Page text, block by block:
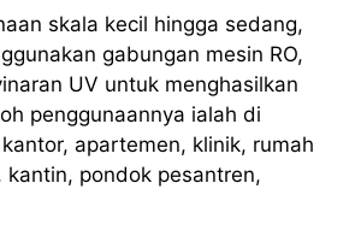
skala kecil hingga sedang,
gabungan mesin RO,
UV untuk menghasilkan
penggunaannya ialah di
apartemen, klinik, rumah
kantin, pondok pesantren,